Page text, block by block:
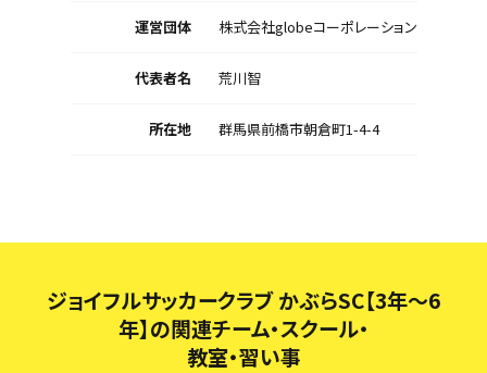
運営団体 株式会社globeコーポレーション
代表者名 荒川智
所在地 群馬県前橋市朝倉町1-4-4
ジョイフルサッカークラブ かぶらSC【3年～6
年】の関連チーム・スクール・
教室・習い事